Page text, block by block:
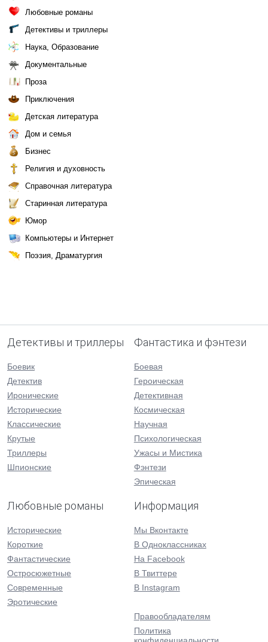
Любовные романы
Детективы и триллеры
Наука, Образование
Документальные
Проза
Приключения
Детская литература
Дом и семья
Бизнес
Религия и духовность
Справочная литература
Старинная литература
Юмор
Компьютеры и Интернет
Поэзия, Драматургия
Детективы и триллеры
Боевик
Детектив
Иронические
Исторические
Классические
Крутые
Триллеры
Шпионские
Фантастика и фэнтези
Боевая
Героическая
Детективная
Космическая
Научная
Психологическая
Ужасы и Мистика
Фэнтези
Эпическая
Любовные романы
Исторические
Короткие
Фантастические
Остросюжетные
Современные
Эротические
Информация
Мы Вконтакте
В Одноклассниках
На Facebook
В Твиттере
В Instagram
Правообладателям
Политика